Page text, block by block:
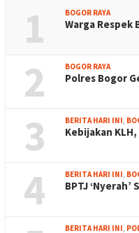
1 BOGOR RAYA
Warga
2 BOGOR RAYA
Polres Bogor
3 BERITA HARI INI,
Kebijakan
4 BERITA HARI INI,
BPTJ
BERITA HARI INI,